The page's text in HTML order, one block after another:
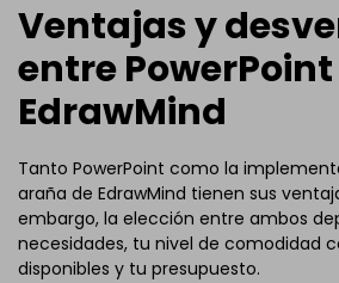
Ventajas y
entre
EdrawMind
Tanto PowerPoint como la
araña de EdrawMind tienen sus
embargo, la elección entre ambos
necesidades, tu nivel de comodidad
disponibles y tu presupuesto.